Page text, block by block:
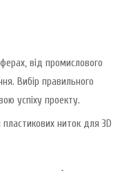
від промислового
Вибір правильного
успіху проекту.
ниток для 3D